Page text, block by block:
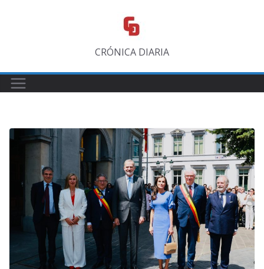
CRÓNICA DIARIA